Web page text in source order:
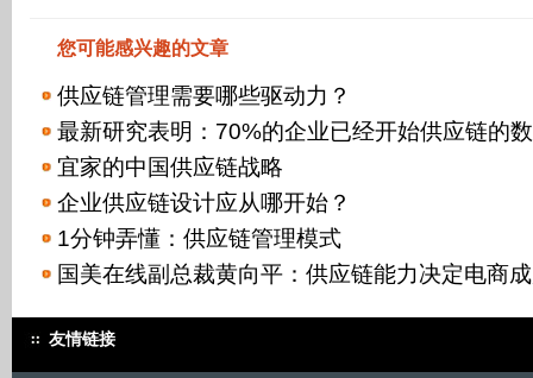
您可能感兴趣的文章
供应链管理需要哪些驱动力？
最新研究表明：70%的企业已经开始供应链的
宜家的中国供应链战略
企业供应链设计应从哪开始？
1分钟弄懂：供应链管理模式
国美在线副总裁黄向平：供应链能力决定电商
友情链接